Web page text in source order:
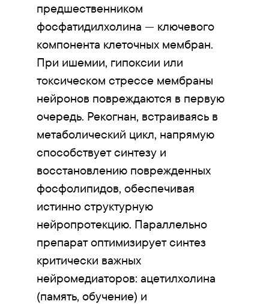
предшественником
фосфатидилхолина — ключевого
компонента клеточных мембран.
При ишемии, гипоксии или
токсическом стрессе мембраны
нейронов повреждаются в первую
очередь. Рекогнан, встраиваясь в
метаболический цикл, напрямую
способствует синтезу и
восстановлению поврежденных
фосфолипидов, обеспечивая
истинно структурную
нейропротекцию. Параллельно
препарат оптимизирует синтез
критически важных
нейромедиаторов: ацетилхолина
(память, обучение) и